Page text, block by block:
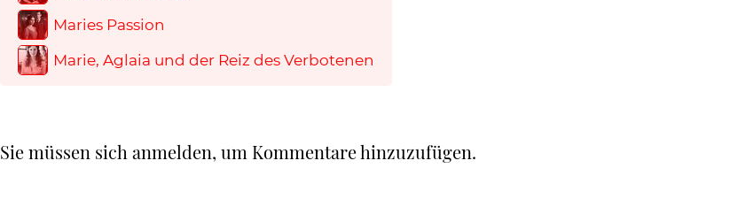
Maries Passion
Marie, Aglaia und der Reiz des Verbotenen
Sie müssen sich anmelden, um Kommentare hinzuzufügen.